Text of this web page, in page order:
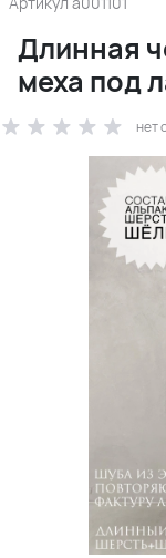
Длинная
меха под
нет